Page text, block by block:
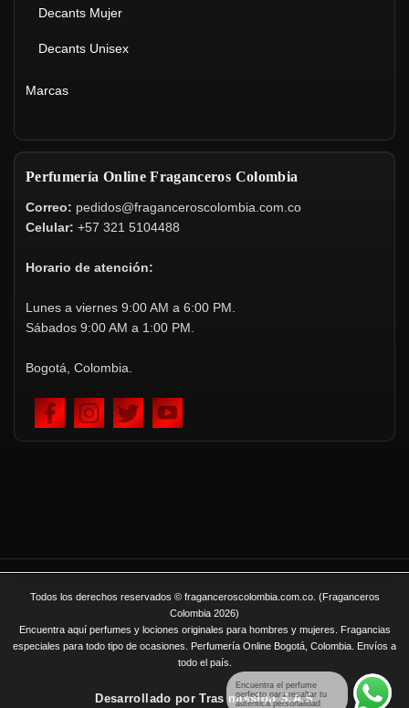
Decants Mujer
Decants Unisex
Marcas
Perfumería Online Fraganceros Colombia
Correo: pedidos@fraganceroscolombia.com.co
Celular: +57 321 5104488
Horario de atención:
Lunes a viernes 9:00 AM a 6:00 PM.
Sábados 9:00 AM a 1:00 PM.
Bogotá, Colombia.
Encuentra el perfume
perfecto para resaltar tu
auténtica personalidad
Todos los derechos reservados © fraganceroscolombia.com.co. (Fraganceros
Colombia 2026)
Encuentra aquí perfumes y lociones originales para hombres y mujeres. Fragancias
especiales para todo tipo de ocasiones. Perfumería Online Bogotá, Colombia. Envíos a
todo el país.
Desarrollado porTras mission S.A.S